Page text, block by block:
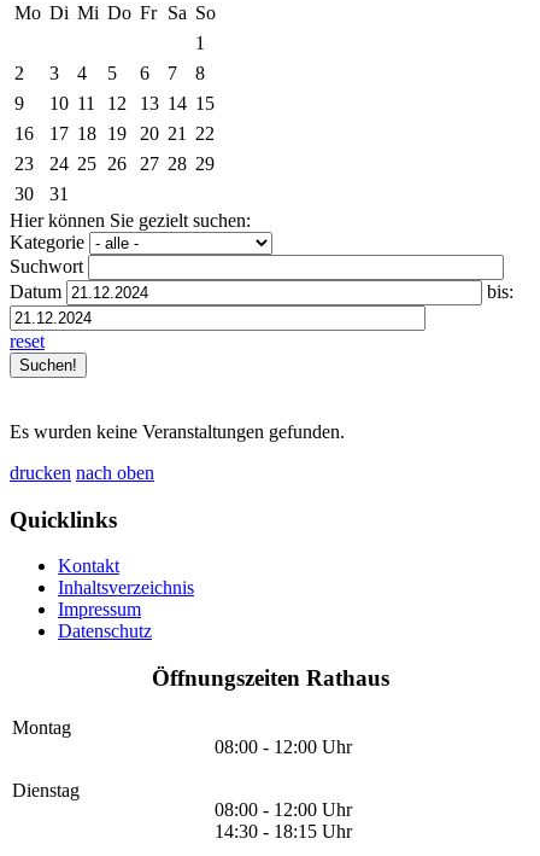
Mo Di Mi Do Fr Sa So
1
2
3 4 5 6 7
8
9
10 11 12 13 14 15
16
17 18 19 20 21
22
23
24 25 26 27 28 29
30
31
Hier können Sie gezielt suchen:
Kategorie
Suchwort
Datum
bis:
reset
Es wurden keine Veranstaltungen gefunden.
drucken nach oben
Quicklinks
Kontakt
Inhaltsverzeichnis
Impressum
Datenschutz
Öffnungszeiten Rathaus
Montag
08:00 - 12:00 Uhr
Dienstag
08:00 - 12:00 Uhr
14:30 - 18:15 Uhr